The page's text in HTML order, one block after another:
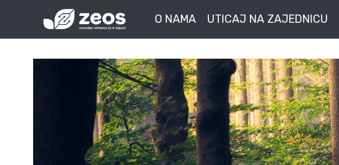
O NAMA UTICAJ NA ZAJEDNICU